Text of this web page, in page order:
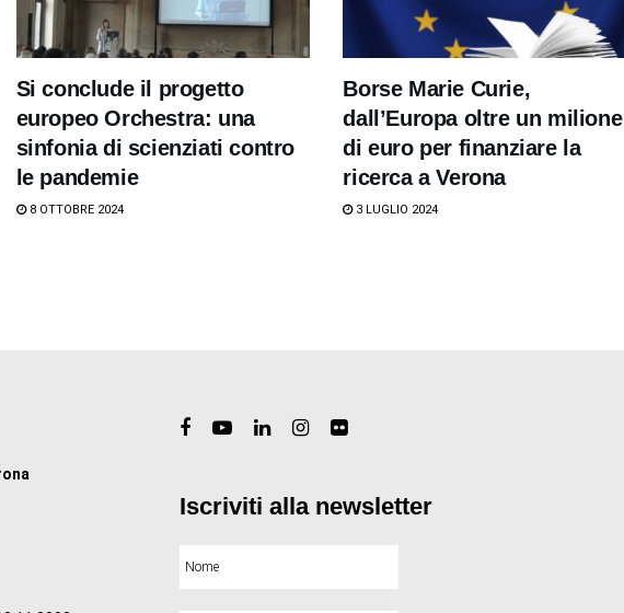
Si conclude il progetto
europeo Orchestra: una
sinfonia di scienziati contro
le pandemie
8 OTTOBRE 2024
Borse Marie Curie,
dall’Europa oltre un milione
di euro per finanziare la
ricerca a Verona
3 LUGLIO 2024
Iscriviti alla newsletter